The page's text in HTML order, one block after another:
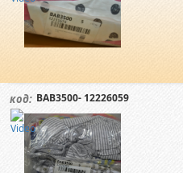
код: BAB3500- 12226059